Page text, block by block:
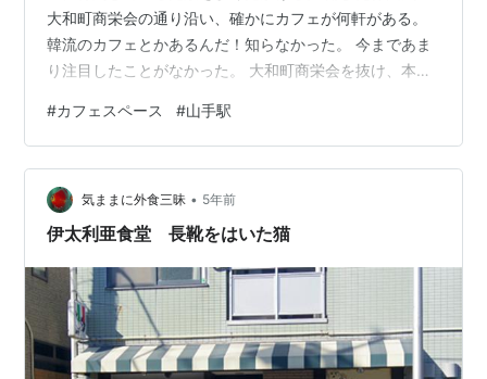
大和町商栄会の通り沿い、確かにカフェが何軒がある。
韓流のカフェとかあるんだ！知らなかった。 今まであま
り注目したことがなかった。 大和町商栄会を抜け、本牧
アンダーブラフコーヒー（UNDER BLUFF COFFEE） 。
#カフェスペース #山手駅
気ままに外食三昧 • 5年前
伊太利亜食堂 長靴をはいた猫